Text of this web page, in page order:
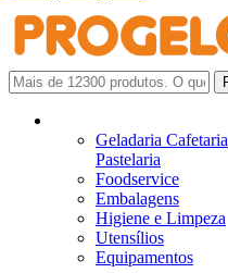
Geladaria Cafetaria
Pastelaria
Foodservice
Embalagens
Higiene e Limpeza
Utensílios
Equipamentos